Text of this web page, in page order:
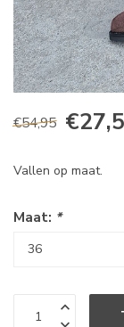
€54,95
Vallen op maat.
Maat: *